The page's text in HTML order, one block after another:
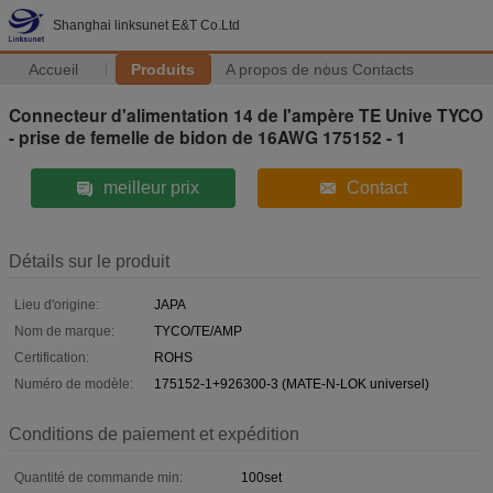
Shanghai linksunet E&T Co.Ltd
Accueil Produits A propos de nous Contacts
Connecteur d'alimentation 14 de l'ampère TE Unive TYCO
- prise de femelle de bidon de 16AWG 175152 - 1
meilleur prix Contact
Détails sur le produit
Lieu d'origine:
JAPA
Nom de marque:
TYCO/TE/AMP
Certification:
ROHS
Numéro de modèle:
175152-1+926300-3 (MATE-N-LOK universel)
Conditions de paiement et expédition
Quantité de commande min:
100set